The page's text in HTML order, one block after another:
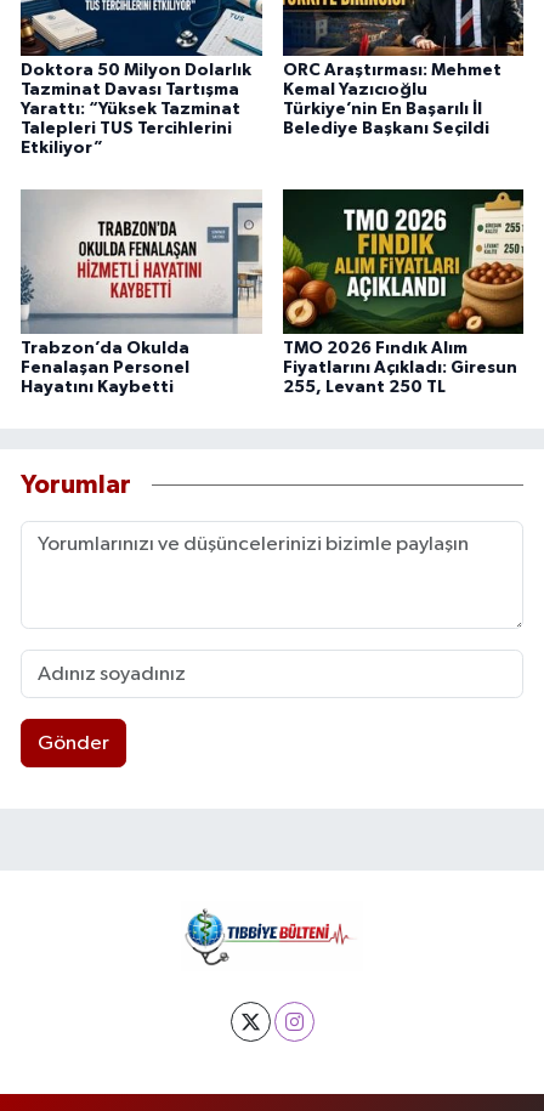
Doktora 50 Milyon Dolarlık
Tazminat Davası Tartışma
Yarattı: “Yüksek Tazminat
Talepleri TUS Tercihlerini
Etkiliyor”
ORC Araştırması: Mehmet
Kemal Yazıcıoğlu
Türkiye’nin En Başarılı İl
Belediye Başkanı Seçildi
Trabzon’da Okulda
Fenalaşan Personel
Hayatını Kaybetti
TMO 2026 Fındık Alım
Fiyatlarını Açıkladı: Giresun
255, Levant 250 TL
Yorumlar
Gönder